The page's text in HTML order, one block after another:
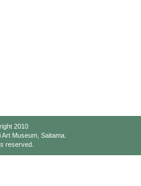
2010
Museum, Saitama.
reserved.